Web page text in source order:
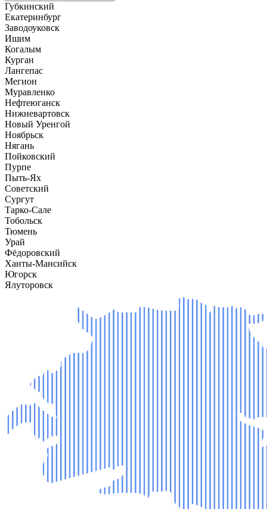
Губкинский
Екатеринбург
Заводоуковск
Ишим
Когалым
Курган
Лангепас
Мегион
Муравленко
Нефтеюганск
Нижневартовск
Новый Уренгой
Ноябрьск
Нягань
Пойковский
Пурпе
Пыть-Ях
Советский
Сургут
Тарко-Сале
Тобольск
Тюмень
Урай
Фёдоровский
Ханты-Мансийск
Югорск
Ялуторовск